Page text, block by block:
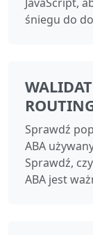
śniegu do
Sprawdź
ABA
Sprawdź,
ABA jest